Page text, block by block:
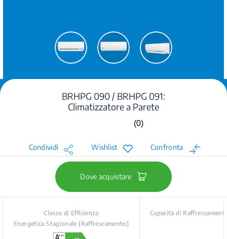
BRHPG 090 / BRHPG 091:
Climatizzatore a Parete
Nessuna
Stesso
alla
(0)
Condividi Wishlist Confronta
Dove acquistare
Classe di Efficienza
Energetica Stagionale (Raffrescamento)
Capacità di